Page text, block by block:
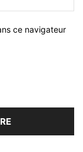
ce navigateur